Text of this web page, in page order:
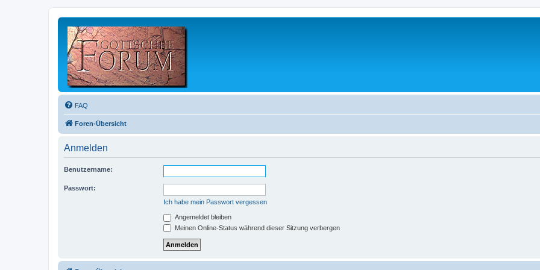
FAQ
Foren-Übersicht
Anmelden
Benutzername:
Passwort:
Ich habe mein Passwort vergessen
Angemeldet bleiben
Meinen Online-Status während dieser Sitzung verbergen